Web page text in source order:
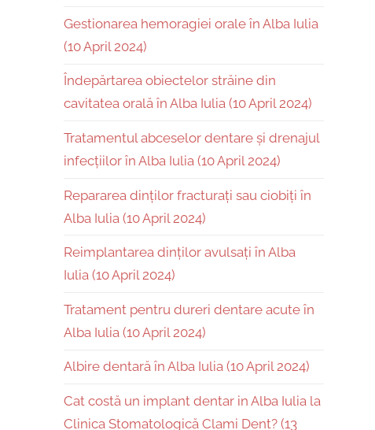
Gestionarea hemoragiei orale în Alba Iulia
(10 April 2024)
Îndepărtarea obiectelor străine din
cavitatea orală în Alba Iulia (10 April 2024)
Tratamentul abceselor dentare și drenajul
infecțiilor în Alba Iulia (10 April 2024)
Repararea dinților fracturați sau ciobiți în
Alba Iulia (10 April 2024)
Reimplantarea dinților avulsați în Alba
Iulia (10 April 2024)
Tratament pentru dureri dentare acute în
Alba Iulia (10 April 2024)
Albire dentară în Alba Iulia (10 April 2024)
Cat costă un implant dentar in Alba Iulia la
Clinica Stomatologică Clami Dent? (13